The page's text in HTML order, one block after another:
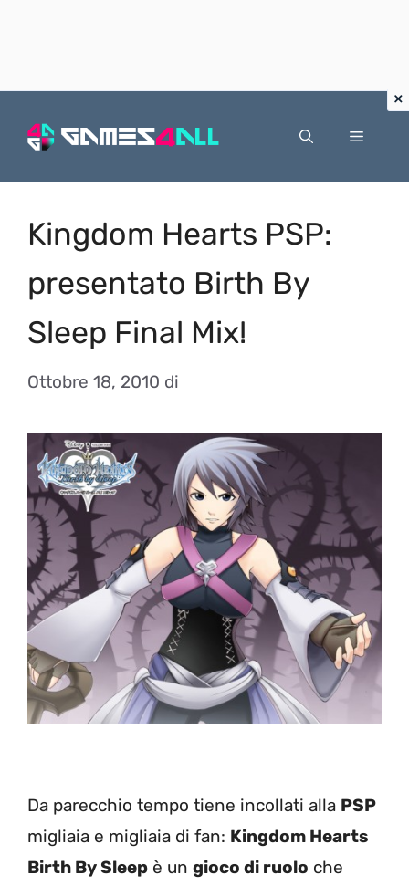
Menu
Kingdom Hearts PSP:
presentato Birth By
Sleep Final Mix!
Ottobre 18, 2010 di
Da parecchio tempo tiene incollati alla PSP
migliaia e migliaia di fan: Kingdom Hearts
Birth By Sleep è un gioco di ruolo che